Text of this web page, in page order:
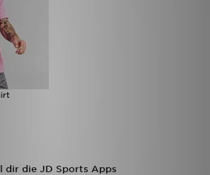
dir die JD Sports Apps